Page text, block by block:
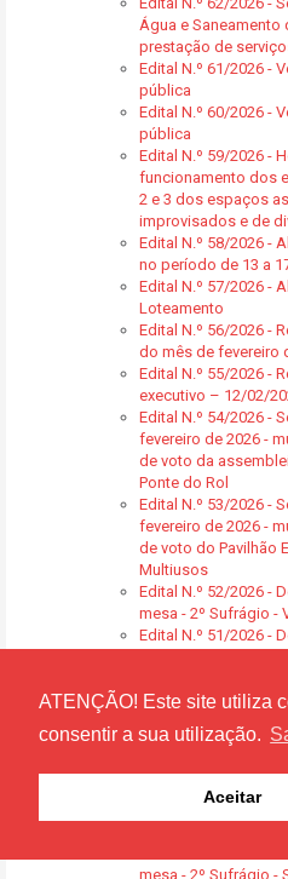
ATENÇÃO! Este site utiliza
consentir a sua utilização.
Aceitar
Água e Saneamento
prestação de
Edital N.º 61/2026 -
pública
Edital N.º 60/2026 -
pública
Edital N.º 59/2026 -
funcionamento dos
2 e 3 dos espaços
improvisados e de
Edital N.º 58/2026 -
no período de 13 a
Edital N.º 57/2026 -
Loteamento
Edital N.º 56/2026 -
do mês de fevereiro
Edital N.º 55/2026 -
executivo – 12/02/
Edital N.º 54/2026 -
fevereiro de 2026 -
de voto da
Ponte do Rol
Edital N.º 53/2026 -
fevereiro de 2026 -
de voto do Pavilhão
Multiusos
Edital N.º 52/2026 -
mesa - 2º Sufrágio -
Edital N.º 51/2026 -
Edital N.º 50/2026
mesa - 2º Sufrágio -
Edital N.º 49/2026
mesa - 2º Sufrágio -
Edital N.º 48/2026
mesa - 2º Sufrágio -
Edital N.º 47/2026
Edital N.º 46/2026
mesa - 2º Sufrágio -